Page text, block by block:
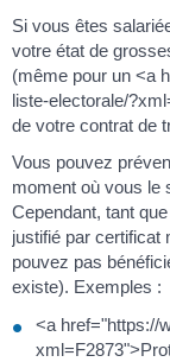
Si vous êtes
votre état de
(même pour un <a
liste-electorale/
de votre contrat de
Vous pouvez
moment où vous le
Cependant, tant
justifié par certificat
pouvez pas
existe). Exemples :
<a href="https://